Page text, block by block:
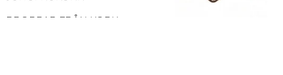
PROPPAR FRÅN KORK